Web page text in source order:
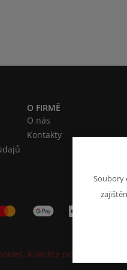
O FIRMĚ
O nás
Kontakty
Klikněte pro více
Soubory